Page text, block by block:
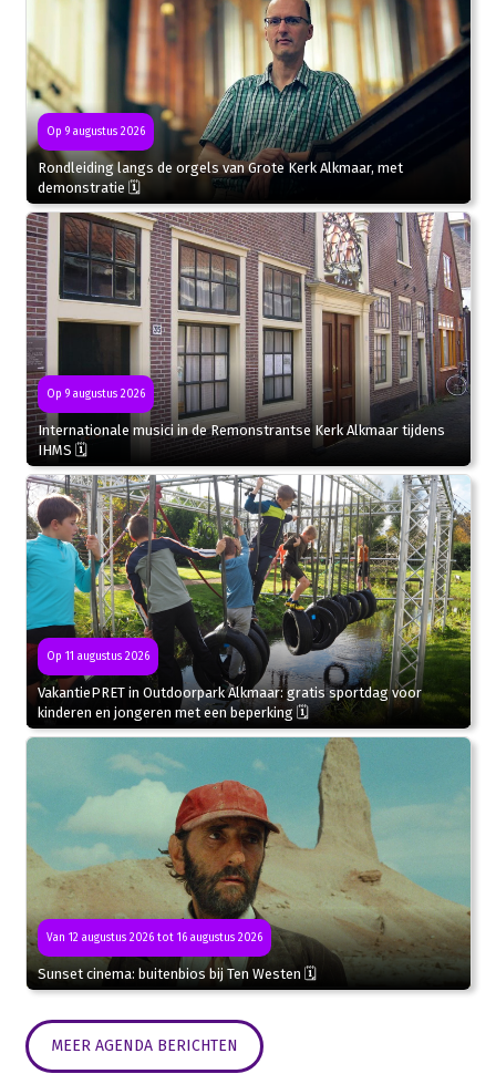
Op 9 augustus 2026
Rondleiding langs de orgels van Grote Kerk Alkmaar, met
demonstratie 🗓
Op 9 augustus 2026
Internationale musici in de Remonstrantse Kerk Alkmaar tijdens
IHMS 🗓
Op 11 augustus 2026
VakantiePRET in Outdoorpark Alkmaar: gratis sportdag voor
kinderen en jongeren met een beperking 🗓
Van 12 augustus 2026 tot 16 augustus 2026
Sunset cinema: buitenbios bij Ten Westen 🗓
MEER AGENDA BERICHTEN